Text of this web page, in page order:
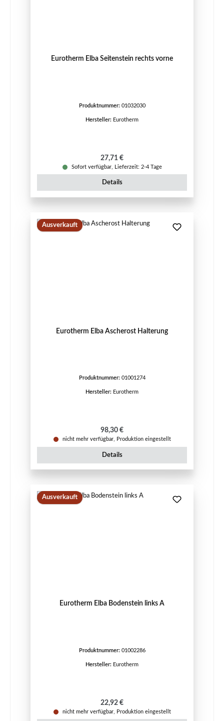
Eurotherm Elba Seitenstein rechts vorne
Produktnummer: 01032030
Hersteller: Eurotherm
Regulärer Preis:
27,71 €
Sofort verfügbar, Lieferzeit: 2-4 Tage
Details
Ausverkauft
Eurotherm Elba Ascherost Halterung
Produktnummer: 01001274
Hersteller: Eurotherm
Regulärer Preis:
98,30 €
nicht mehr verfügbar, Produktion eingestellt
Details
Ausverkauft
Eurotherm Elba Bodenstein links A
Produktnummer: 01002286
Hersteller: Eurotherm
Regulärer Preis:
22,92 €
nicht mehr verfügbar, Produktion eingestellt